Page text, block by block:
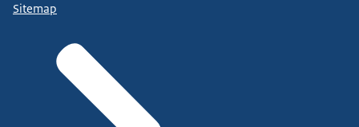
Sitemap